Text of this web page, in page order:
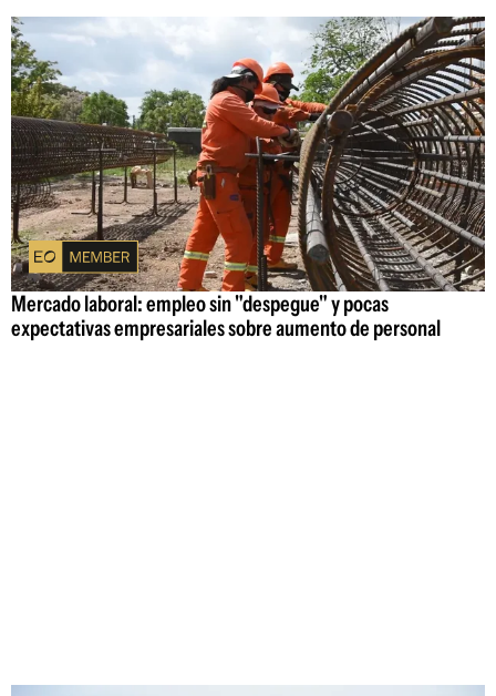
Mercado laboral: empleo sin "despegue" y pocas
expectativas empresariales sobre aumento de personal